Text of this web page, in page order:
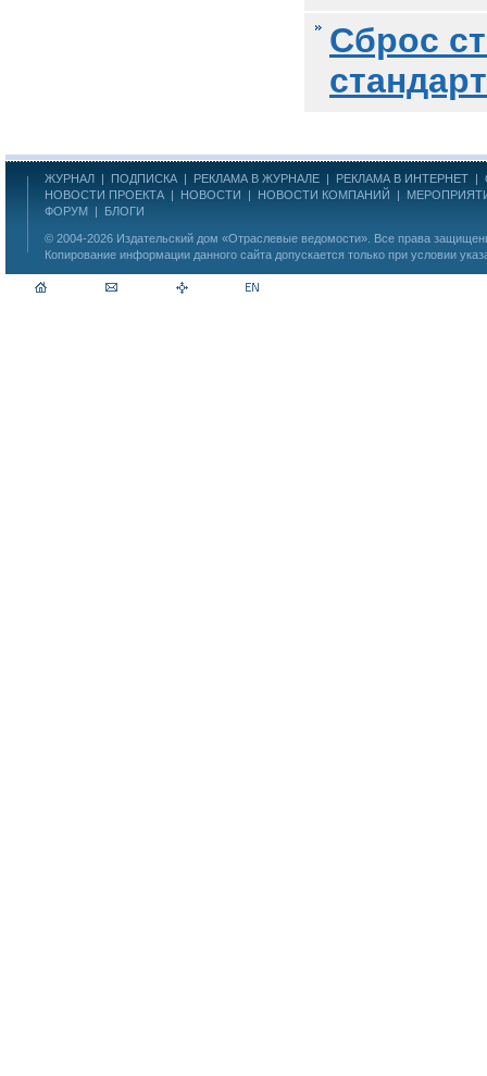
Сброс
ЖУРНАЛ | ПОДПИСКА | РЕКЛАМА В ЖУРНАЛЕ | РЕКЛАМА В ИНТЕРНЕТ |
НОВОСТИ ПРОЕКТА | НОВОСТИ | НОВОСТИ КОМПАНИЙ |
ФОРУМ | БЛОГИ
© 2004-2026 Издательский дом «Отраслевые ведомости» . Все права
Копирование информации данного сайта допускается только при условии